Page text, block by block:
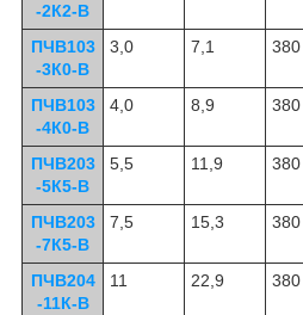
-2К2-В
ПЧВ103
-3К0-В
3,0 7,1 380
ПЧВ103
-4К0-В
4,0 8,9 380
ПЧВ203
-5К5-В
5,5 11,9 380
ПЧВ203
-7К5-В
7,5 15,3 380
ПЧВ204
-11К-В
11 22,9 380